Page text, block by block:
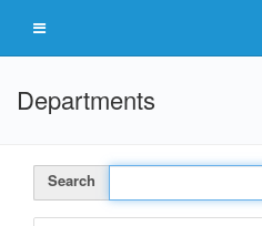
Departments
Search